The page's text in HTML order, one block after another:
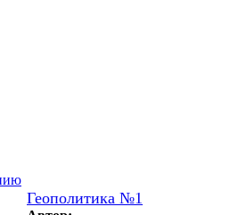
Геополитика №1